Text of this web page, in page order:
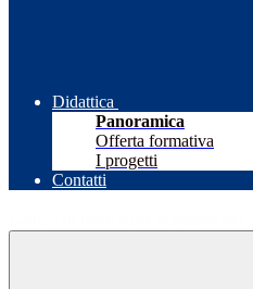
Didattica
Panoramica
Offerta formativa
I progetti
Contatti